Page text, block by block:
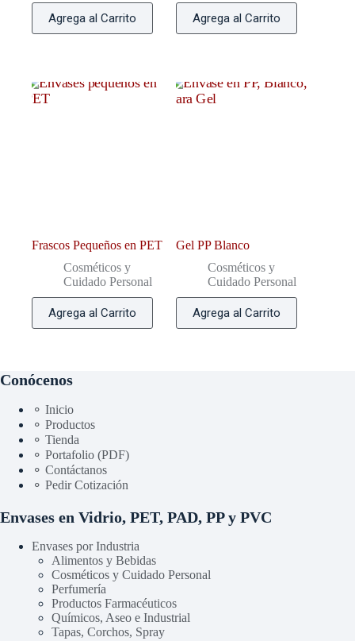
Agrega al Carrito Agrega al Carrito
Frascos Pequeños en PET
Cosméticos y
Cuidado Personal
Agrega al Carrito
Gel PP Blanco
Cosméticos y
Cuidado Personal
Agrega al Carrito
Conócenos
⚬ Inicio
⚬ Productos
⚬ Tienda
⚬ Portafolio (PDF)
⚬ Contáctanos
⚬ Pedir Cotización
Envases en Vidrio, PET, PAD, PP y PVC
Envases por Industria
Alimentos y Bebidas
Cosméticos y Cuidado Personal
Perfumería
Productos Farmacéuticos
Químicos, Aseo e Industrial
Tapas, Corchos, Spray